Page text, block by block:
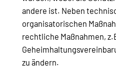
andere ist. Neben
organisatorischen
rechtliche Maßnahmen,
zu ändern.